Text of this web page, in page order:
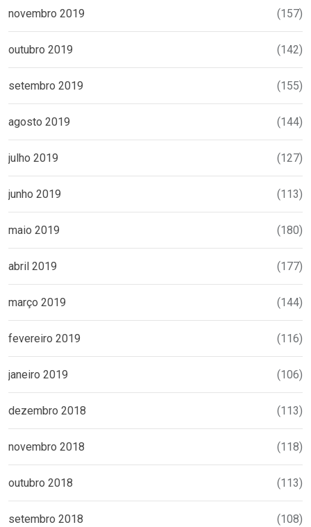
novembro 2019 (157)
outubro 2019 (142)
setembro 2019 (155)
agosto 2019 (144)
julho 2019 (127)
junho 2019 (113)
maio 2019 (180)
abril 2019 (177)
março 2019 (144)
fevereiro 2019 (116)
janeiro 2019 (106)
dezembro 2018 (113)
novembro 2018 (118)
outubro 2018 (113)
setembro 2018 (108)